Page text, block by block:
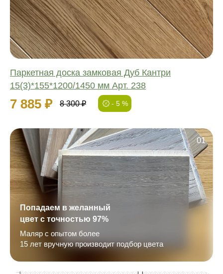
Паркетная доска замковая Дуб Кантри
15(3)*155*1200/1450 мм Арт. 238
7 885 ₽ 8 300 ₽ - 5 %
Ширина:
Толщина:
01
Попадаем в желанный
цвет с точностью 97%
Маляр с опытом более
15 лет вручную производит подбор цвета